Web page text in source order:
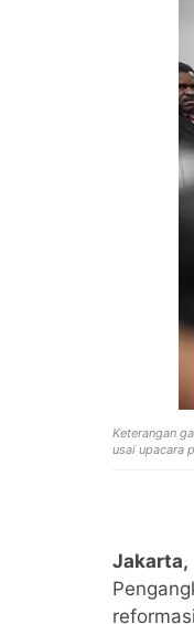
Keterangan
usai upacara
Jakarta,